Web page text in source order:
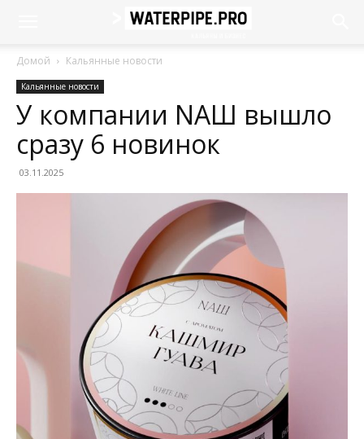
Домой Кальянные новости
Кальянные новости
У компании NAШ вышло
сразу 6 новинок
03.11.2025